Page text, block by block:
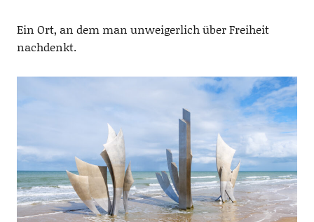
Ein Ort, an dem man unweigerlich über Freiheit
nachdenkt.